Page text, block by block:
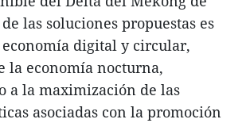
las soluciones propuestas es
digital y circular,
la economía nocturna,
a la maximización de las
asociadas con la promoción